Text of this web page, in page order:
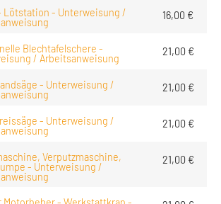
Lötstation - Unterweisung /
16,00 €
Blechtafelschere -
/ Arbeitsanweisung
21,00 €
- Unterweisung /
21,00 €
- Unterweisung /
21,00 €
Verputzmaschine,
- Unterweisung /
21,00 €